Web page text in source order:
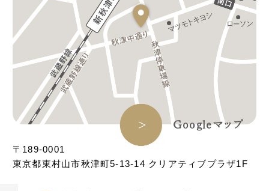
Googleマップ
〒189-0001
東京都東村山市秋津町5-13-14 クリアティブプラザ1F